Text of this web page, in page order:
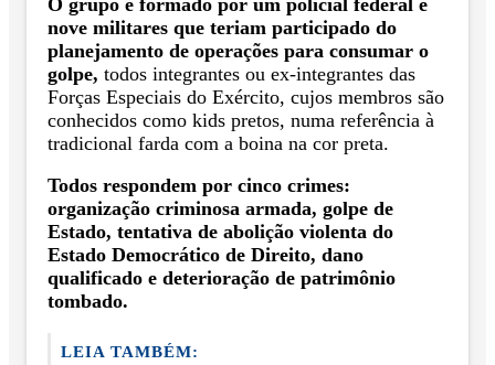
nove militares que teriam participado do
planejamento de operações para consumar o
golpe, todos integrantes ou ex-integrantes das
Forças Especiais do Exército, cujos membros são
conhecidos como kids pretos, numa referência à
tradicional farda com a boina na cor preta.
Todos respondem por cinco crimes:
organização criminosa armada, golpe de
Estado, tentativa de abolição violenta do
Estado Democrático de Direito, dano
qualificado e deterioração de patrimônio
tombado.
LEIA TAMBÉM: